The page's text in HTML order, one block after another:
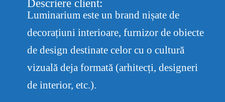
Descriere client:
Luminarium este un brand nișate de
decorațiuni interioare, furnizor de obiecte
de design destinate celor cu o cultură
vizuală deja formată (arhitecți, designeri
de interior, etc.).